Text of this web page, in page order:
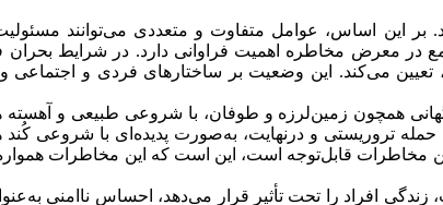
بر این اساس، عوامل متفاوت و متعددی می‌توانند
در معرض مخاطره اهمیت فراوانی دارد. در شرایط بحران
تعیین می‌کند. این وضعیت بر ساختارهای فردی و اجتماعی
همچون زمین‌لرزه و طوفان، با شروعی طبیعی و
تروریستی و درنهایت، به‌صورت پدیده‌ای با شروعی
مخاطرات قابل‌توجه است، این است که این مخاطرات
افراد را تحت تأثیر قرار می‌دهد، احساس ناامنی